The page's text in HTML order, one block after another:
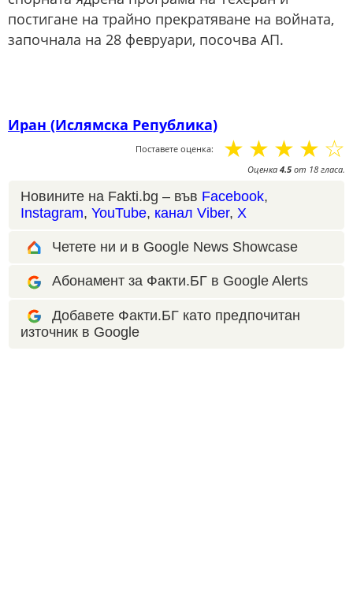
постигане на трайно прекратяване на войната,
започнала на 28 февруари, посочва АП.
Иран (Ислямска Република)
Поставете оценка: ☆
☆
☆
☆
☆
Оценка 4.5 от 18 гласа.
Новините на Fakti.bg – във Facebook,
Instagram, YouTube, канал Viber, X
Четете ни и в Google News Showcase
Абонамент за Факти.БГ в Google Alerts
Добавете Факти.БГ като предпочитан
източник в Google